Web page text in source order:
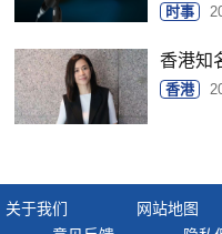
时事
香港知
香港
关于我们 网站地图